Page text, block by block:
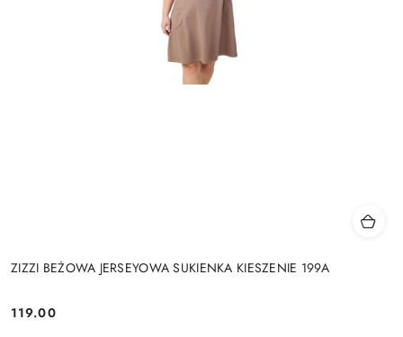
ZIZZI BEŻOWA JERSEYOWA SUKIENKA KIESZENIE 199A
Cena:
119.00